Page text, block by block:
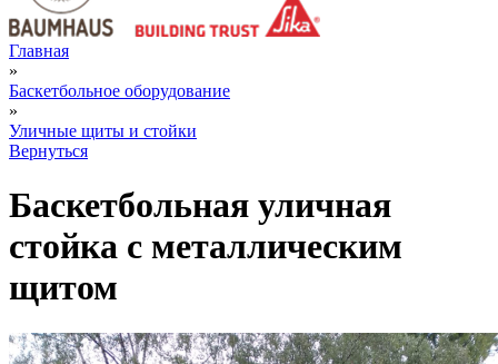
Главная
»
Баскетбольное оборудование
»
Уличные щиты и стойки
Вернуться
Баскетбольная уличная
стойка с металлическим
щитом